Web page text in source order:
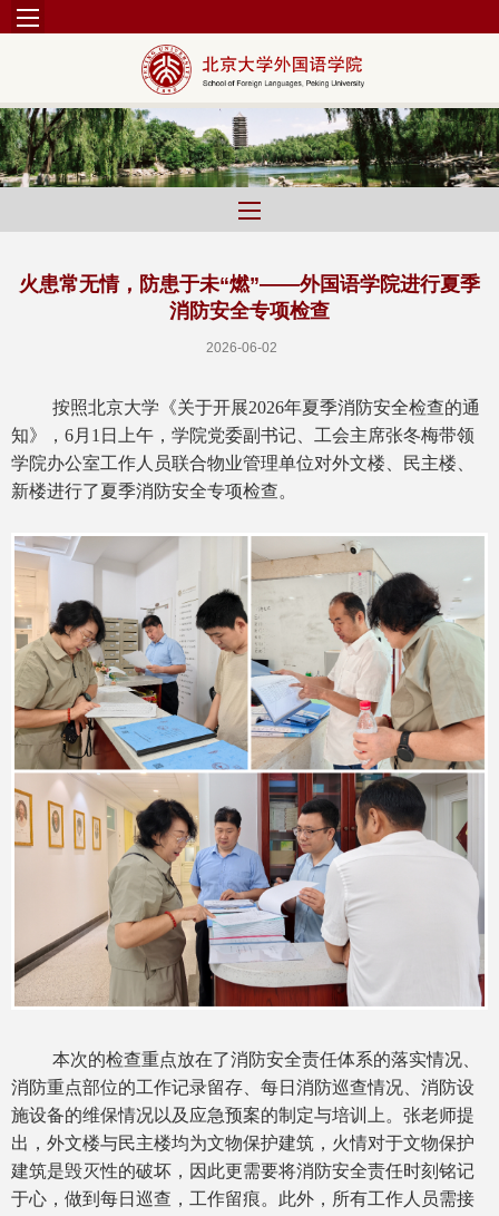
火患常无情，防患于未“燃”——外国语学院进行夏季
消防安全专项检查
2026-06-02
按照北京大学《关于开展2026年夏季消防安全检查的通
知》，6月1日上午，学院党委副书记、工会主席张冬梅带领
学院办公室工作人员联合物业管理单位对外文楼、民主楼、
新楼进行了夏季消防安全专项检查。
本次的检查重点放在了消防安全责任体系的落实情况、
消防重点部位的工作记录留存、每日消防巡查情况、消防设
施设备的维保情况以及应急预案的制定与培训上。张老师提
出，外文楼与民主楼均为文物保护建筑，火情对于文物保护
建筑是毁灭性的破坏，因此更需要将消防安全责任时刻铭记
于心，做到每日巡查，工作留痕。此外，所有工作人员需接